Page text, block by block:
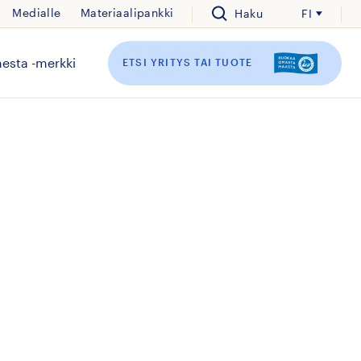
Medialle Materiaalipankki Haku FI
-merkki ETSI YRITYS TAI TUOTE